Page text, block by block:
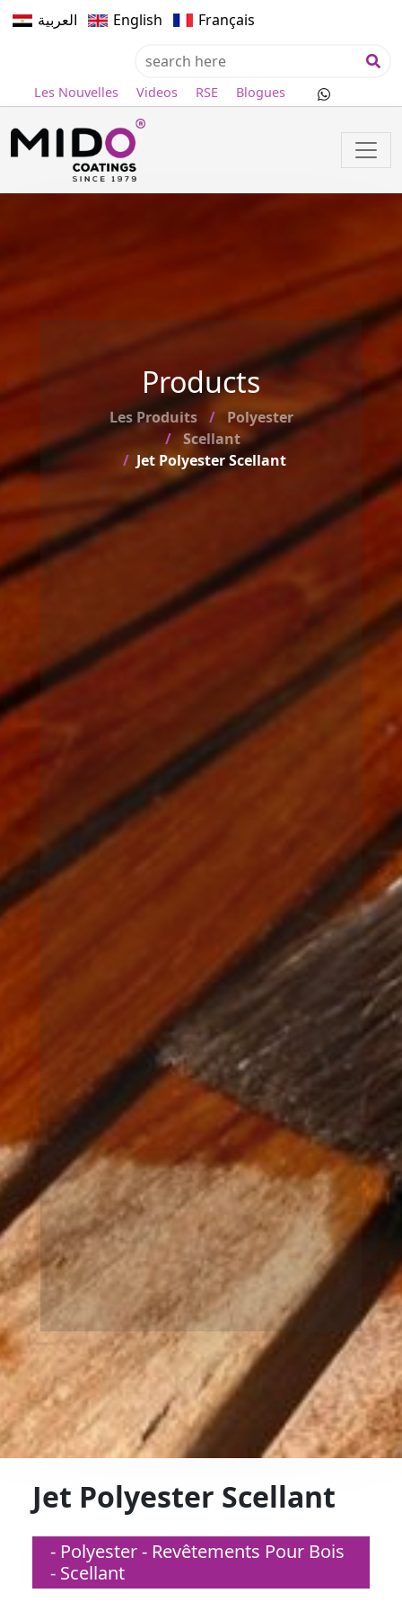
العربية English Français
Les Nouvelles Videos RSE Blogues
Products
Les Produits
Polyester
Scellant
Jet Polyester Scellant
Jet Polyester Scellant
- Polyester - Revêtements Pour Bois
- Scellant